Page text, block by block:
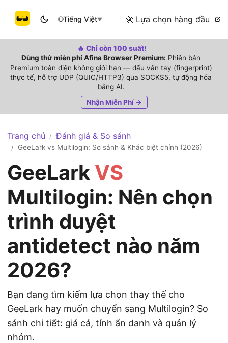
🌐Tiếng Việt▼ 🚀 Lựa chọn hàng đầu
🔥 Chỉ còn 100 suất!
Dùng thử miễn phí Afina Browser Premium: Phiên bản
Premium toàn diện không giới hạn — dấu vân tay (fingerprint)
thực tế, hỗ trợ UDP (QUIC/HTTP3) qua SOCKS5, tự động hóa
bằng AI.
Nhận Miễn Phí →
Trang chủ / Đánh giá & So sánh
/ GeeLark vs Multilogin: So sánh & Khác biệt chính (2026)
GeeLark VS
Multilogin: Nên chọn
trình duyệt
antidetect nào năm
2026?
Bạn đang tìm kiếm lựa chọn thay thế cho
GeeLark hay muốn chuyển sang Multilogin? So
sánh chi tiết: giá cả, tính ẩn danh và quản lý
nhóm.